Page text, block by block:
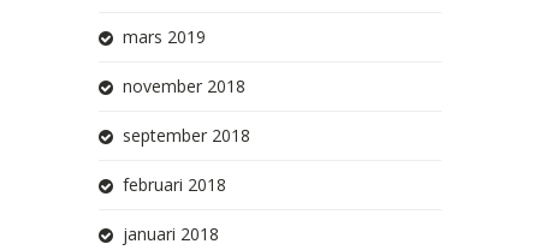
mars 2019
november 2018
september 2018
februari 2018
januari 2018